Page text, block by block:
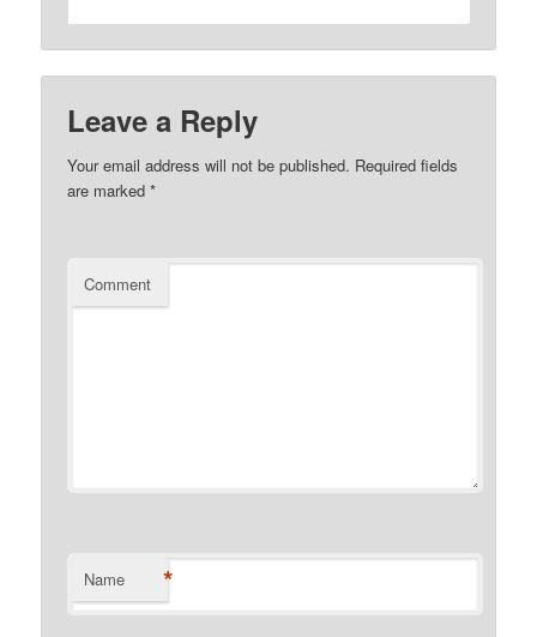
Leave a Reply
Your email address will not be published. Required fields
are marked*
Comment
Name *